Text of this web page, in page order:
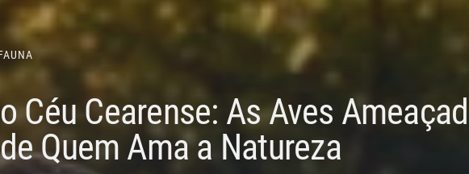
Céu Cearense: As Aves
Quem Ama a Natureza